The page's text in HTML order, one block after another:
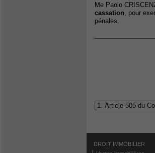
Me Paolo
cassation , pour
pénales.
DROIT IMMOBILIER